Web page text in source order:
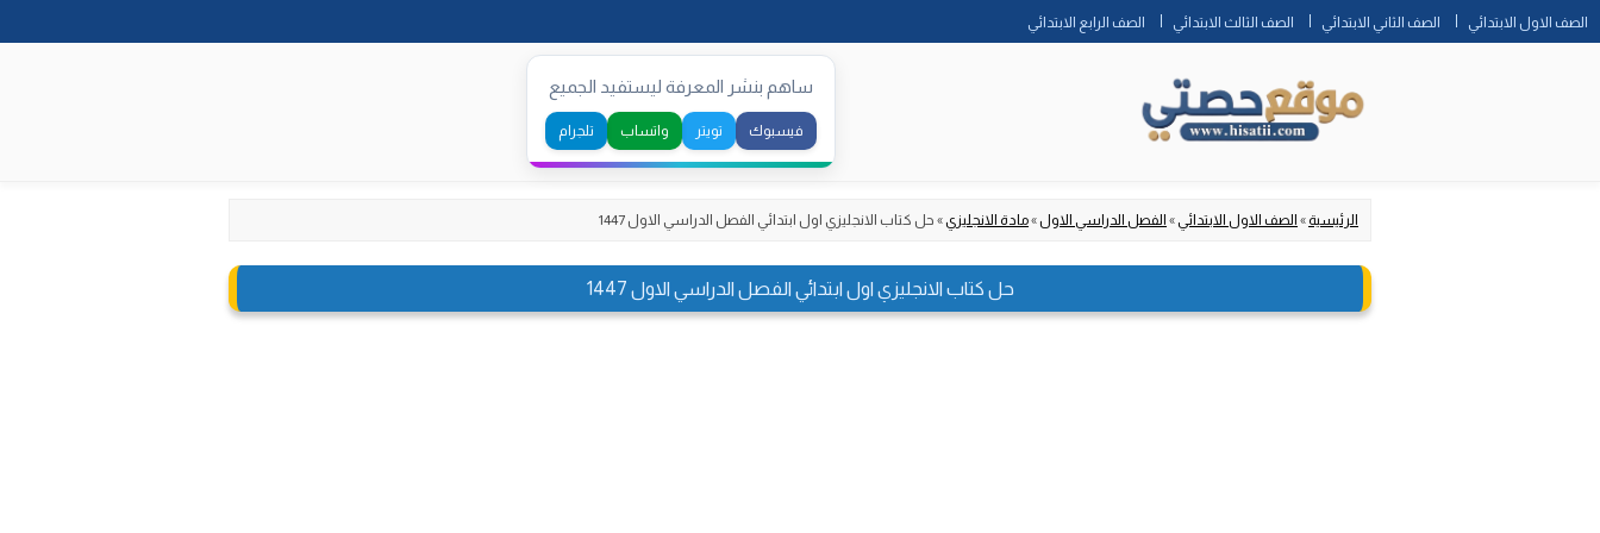
to
content
الصف الاول الابتدائي الصف الثاني الابتدائي الصف الثالث الابتدائي الصف الرابع الابتدائي
ساهم بنشر المعرفة ليستفيد الجميع
فيسبوك تويتر واتساب تلجرام
الرئيسية » الصف الاول الابتدائي » الفصل الدراسي الاول»مادة الانجليزي » حل كتاب الانجليزي اول ابتدائي الفصل الدراسي الاول 1447
حل كتاب الانجليزي اول ابتدائي الفصل الدراسي الاول 1447